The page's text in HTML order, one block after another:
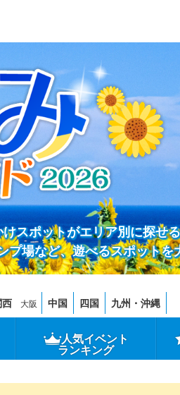
スポットがエリア別に探せ
プ場など、遊べるスポットを
大阪 中国 四国 九州・沖縄
人気イベント
ランキング